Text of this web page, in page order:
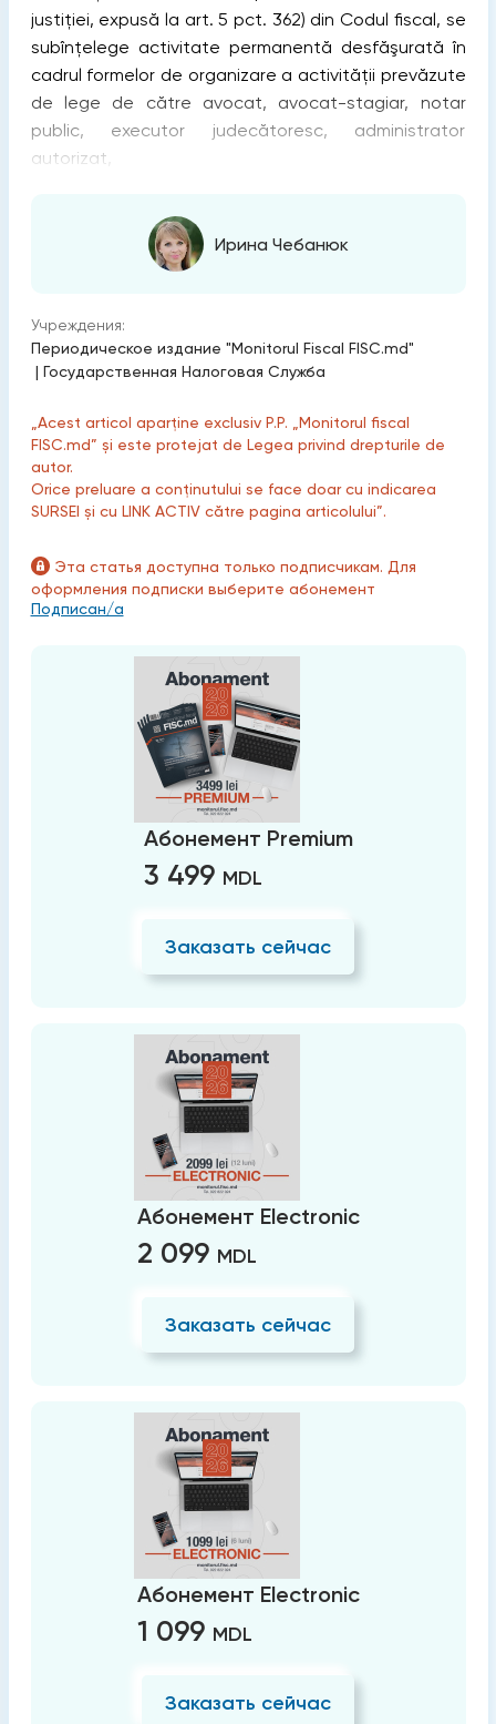
justiției, expusă la art. 5 pct. 362) din Codul fiscal, se
subînțelege activitate permanentă desfăşurată în
cadrul formelor de organizare a activității prevăzute
de lege de către avocat, avocat-stagiar, notar
public, executor judecătoresc, administrator
autorizat,
Ирина Чебанюк
Учреждения:
Периодическое издание "Monitorul Fiscal FISC.md"
| Государственная Налоговая Служба
„Acest articol aparține exclusiv P.P. „Monitorul fiscal
FISC.md” și este protejat de Legea privind drepturile de
autor.
Orice preluare a conținutului se face doar cu indicarea
SURSEI și cu LINK ACTIV către pagina articolului”.
Эта статья доступна только подписчикам. Для
оформления подписки выберите абонемент
Подписан/а
Абонемент Premium
3 499 MDL
Заказать сейчас
Абонемент Electronic
2 099 MDL
Заказать сейчас
Абонемент Electronic
1 099 MDL
Заказать сейчас